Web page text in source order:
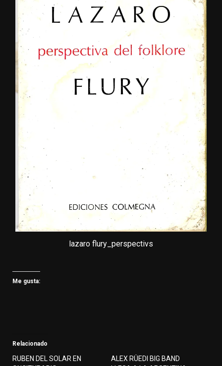
lazaro flury_perspectivs
Me gusta:
Relacionado
RUBEN DEL SOLAR EN
ALEX RÜEDI BIG BAND